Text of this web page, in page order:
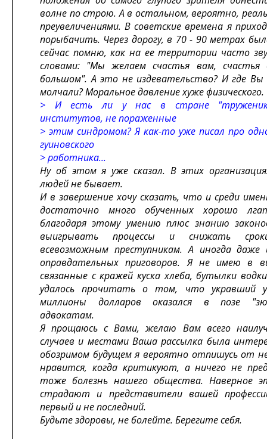
волне по строю. А в остальном, вероятно,
преувеличениями. В советские времена я
порыбачить. Через дорогу, в 70 - 90 метрах
сейчас помню, как на ее территории часто
словами: "Мы желаем счастья вам,
большом". А это не издевательство? И где Вы
молчали? Моральное давление хуже физического.
> И есть ли у нас в стране
институтов, не пораженные
> этим синдромом? Я как-то уже писал про
гуиновского
> работника...
Ну об этом я уже сказал. В этих
людей не бывает.
И в завершение хочу сказать, что и среди
достаточно много обученных хорошо
благодаря этому умению плюс знанию
выигрывать процессы и снижать
всевозможным преступникам. А иногда даже
оправдательных приговоров. Я не имею в
связанные с кражей куска хлеба, бутылки
удалось прочитать о том, что укравший у
миллионы долларов оказался в позе
адвокатам.
Я прощаюсь с Вами, желаю Вам всего
случаев и местами Ваша рассылка была
обозримом будущем я вероятно отпишусь от
нравится, когда критикуют, а ничего не
тоже болезнь нашего общества. Наверное
страдают и представители вашей
первый и не последний.
Будьте здоровы, не болейте. Берегите себя.